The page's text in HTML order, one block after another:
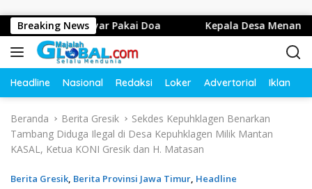
Breaking News
Pakai Doa Kepala Desa Menanggal, Mojosari,
Headline Nasional Redaksi Loker Advertorial Iklan
Beranda Berita Gresik
Sekdes Kepuhklagen Benarkan
Tambang Diduga Ilegal di Desa Kepuhklagen Milik Mantan
KASAL, Ketua KONI Gresik dan H. Matasan
Berita Gresik, Berita Provinsi Jawa Timur, Headline